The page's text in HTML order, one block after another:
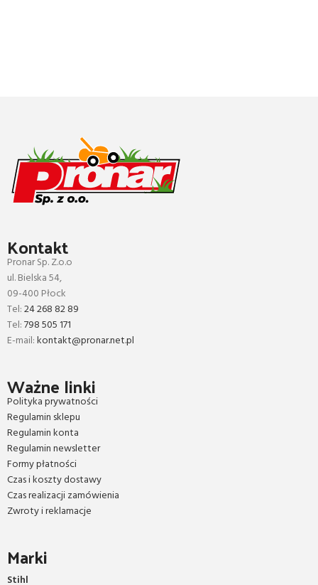
Kontakt
Pronar Sp. Z.o.o
ul. Bielska 54,
09-400 Płock
Tel:24 268 82 89
Tel:798 505 171
E-mail:kontakt@pronar.net.pl
Ważne linki
Polityka prywatności
Regulamin sklepu
Regulamin konta
Regulamin newsletter
Formy płatności
Czas i koszty dostawy
Czas realizacji zamówienia
Zwroty i reklamacje
Marki
Stihl